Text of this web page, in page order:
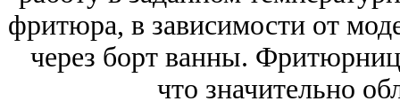
фритюра, в зависимости от
через борт ванны.
что значительно